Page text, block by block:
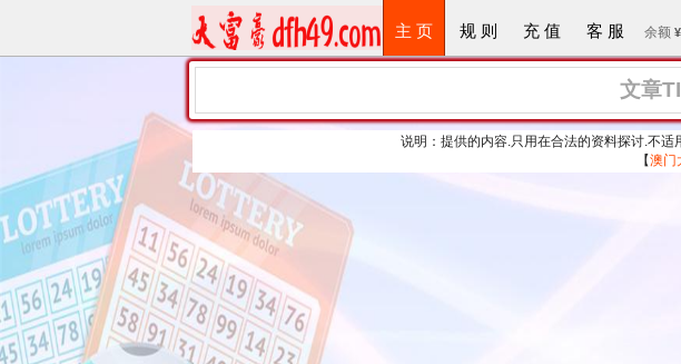
主 页 规 则 充 值 客 服 余额 ¥
文章
说明：提供的内容.只用在合法的资料探讨.不
【澳门